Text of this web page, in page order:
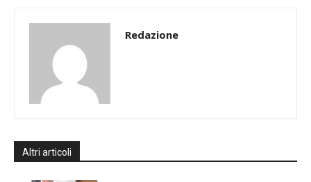
Redazione
Altri articoli